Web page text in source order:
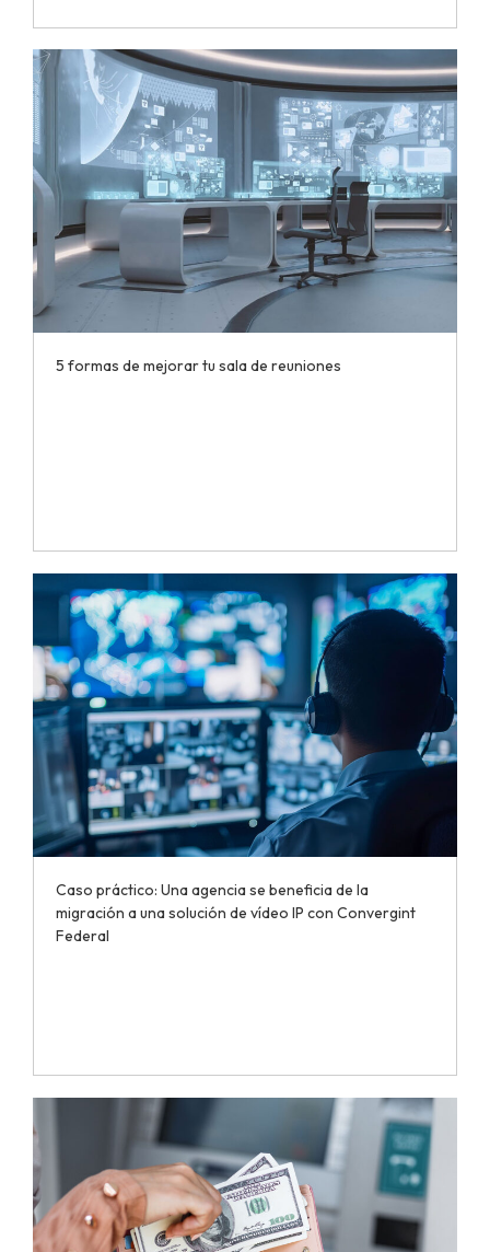
5 formas de mejorar tu sala de reuniones
Caso práctico: Una agencia se beneficia de la
migración a una solución de vídeo IP con Convergint
Federal